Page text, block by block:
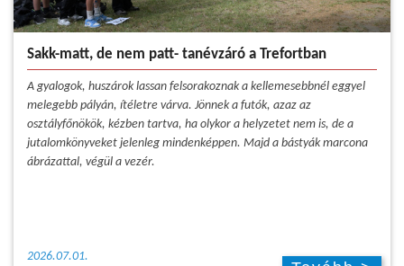
Sakk-matt, de nem patt- tanévzáró a Trefortban
A gyalogok, huszárok lassan felsorakoznak a kellemesebbnél eggyel
melegebb pályán, ítéletre várva. Jönnek a futók, azaz az
osztályfőnökök, kézben tartva, ha olykor a helyzetet nem is, de a
jutalomkönyveket jelenleg mindenképpen. Majd a bástyák marcona
ábrázattal, végül a vezér.
2026.07.01.